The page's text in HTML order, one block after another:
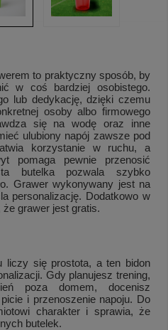
to praktyczny sposób, by
w coś bardziej osobistego.
lub dedykację, dzięki czemu
osoby albo firmowego
się na wodę oraz inne
ulubiony napój zawsze pod
korzystanie w ruchu, a
pomaga pewnie przenosić
butelka pozwala szybko
Grawer wykonywany jest na
personalizację. Dodatkowo w
grawer jest gratis.
liczy się prostota, a ten bidon
Gdy planujesz trening,
poza domem, docenisz
i przenoszenie napoju. Do
charakter i sprawia, że
butelek.